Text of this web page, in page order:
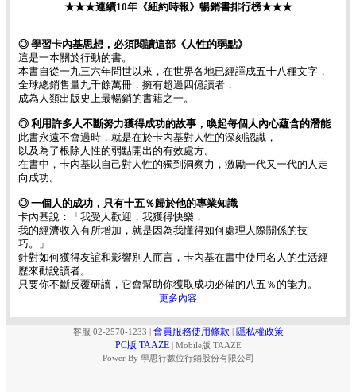
★★★連續10年《紐約時報》暢銷書排行榜★★★
◎ 學習卡內基思想，必須閱讀這部《人性的弱點》
這是一本關於行動的書。
本書自從一九三六年問世以來，在世界各地已經譯成五十八種文字，
全球總銷售量九千餘萬冊，擁有超過四億讀者，
成為人類出版史上最暢銷的書籍之一。
◎ 利用許多人不斷努力獲得成功的故事，喚起每個人內心蘊含的潛能
此書永遠不會過時，就是在於卡內基對人性的深刻認識，
以及為了根除人性的弱點開出的有效處方。
在書中，卡內基以自己對人性的獨到洞察力，激勵一代又一代的人走
向成功。
◎ 一個人的成功，只有十五％歸於他的專業知識
卡內基說：「我受人歡迎，我獲得快樂，
我的經濟收入有所增加，就是因為我懂得如何處理人際關係的技
巧。」
針對如何獲得友誼和影響別人而言，卡內基在書中使用名人的生活經
歷來勸說讀者。
只要你不斷反覆研讀，它會幫助你獲取成功必備的八五％的能力。
更多內容
客服 02-2570-1233 | 會員服務使用條款 | 隱私權政策
PC版 TAAZE | Mobile版 TAAZE
Power By 學思行數位行銷股份有限公司